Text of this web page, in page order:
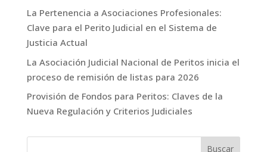
La Pertenencia a Asociaciones Profesionales:
Clave para el Perito Judicial en el Sistema de
Justicia Actual
La Asociación Judicial Nacional de Peritos inicia el
proceso de remisión de listas para 2026
Provisión de Fondos para Peritos: Claves de la
Nueva Regulación y Criterios Judiciales